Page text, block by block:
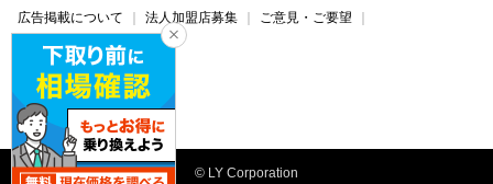
広告掲載について
法人加盟店募集
ご意見・ご要望
ヘルプ・お問い合わせ
carview! Yahoo! JAPAN
© LY Corporation